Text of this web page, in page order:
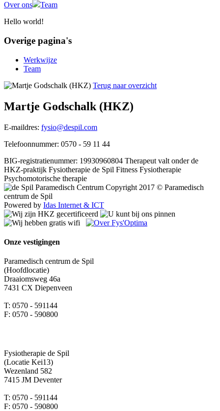
Over ons
Team
Hello world!
Overige pagina's
Werkwijze
Team
Terug naar overzicht
Martje Godschalk (HKZ)
E-maildres: fysio@despil.com
Telefoonnummer: 0570 - 59 11 44
BIG-registratienummer: 19930960804 Therapeut valt onder de
HKZ-praktijk Fysiotherapie de Spil Fitness Fysiotherapie
Psychomotorische therapie
Copyright 2017 © Paramedisch
centrum de Spil
Powered by Idas Internet & ICT
Onze vestigingen
Paramedisch centrum de Spil
(Hoofdlocatie)
Draaiomsweg 46a
7431 CX Diepenveen
T: 0570 - 591144
F: 0570 - 590800
Fysiotherapie de Spil
(Locatie Kei13)
Wezenland 582
7415 JM Deventer
T: 0570 - 591144
F: 0570 - 590800